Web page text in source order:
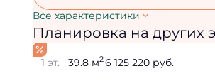
Все характеристики
Планировка на других
1 эт. 39.8 м26 125 220 руб.